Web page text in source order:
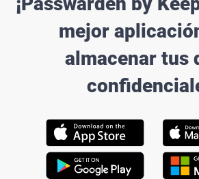
mejor
almacenar tus